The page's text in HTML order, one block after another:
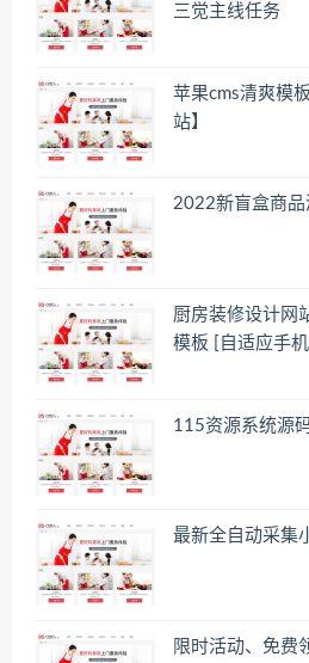
三觉主线任务
苹果cms清爽模
站】
2022新盲盒商品
厨房装修设计网
模板 [自适应手机
115资源系统源
最新全自动采集
限时活动、免费